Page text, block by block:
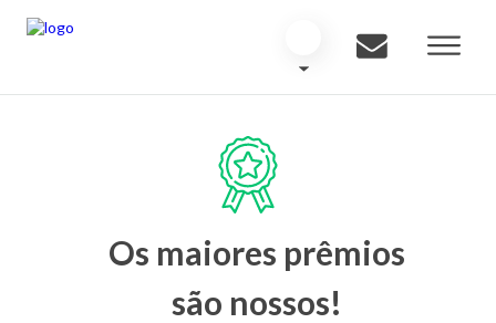
Os maiores prêmios
são nossos!